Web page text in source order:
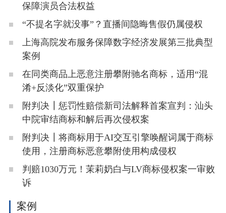
保障演员合法权益
“不提名字就没事”？直播间隐晦售假仍属侵权
上海高院发布服务保障数字经济发展第三批典型
案例
在同类商品上恶意注册攀附驰名商标，适用“混
淆+反淡化”双重保护
附判决┃惩罚性赔偿新司法解释首案宣判：汕头
中院审结商标和解后再次侵权案
附判决┃将商标用于AI交互引擎唤醒词属于商标
使用，注册商标恶意攀附使用构成侵权
判赔1030万元！茉莉奶白与LV商标侵权案一审败
诉
案例